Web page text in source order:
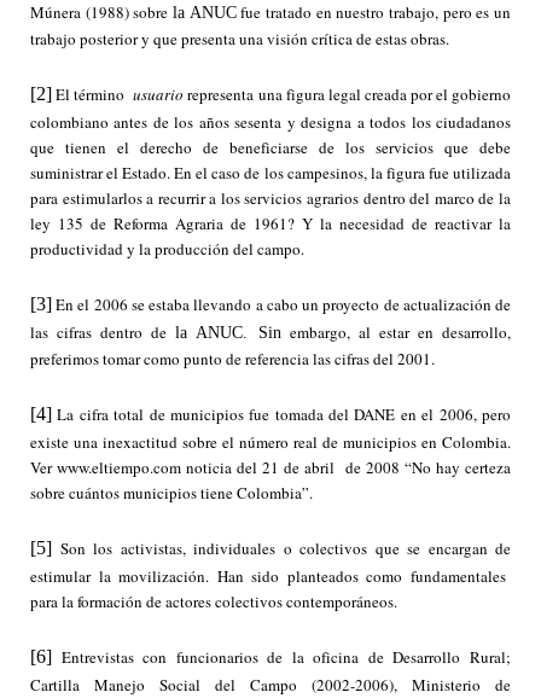
Múnera (1988) sobre la ANUCfue tratado en nuestro trabajo, pero es un
trabajo posterior y que presenta una visión crítica de estas obras.
[2]El términousuario representa una figura legal creada por el gobierno
colombiano antes de los años sesenta y designa a todos los ciudadanos
que tienen el derecho de beneficiarse de los servicios que debe
suministrar el Estado. En el caso de los campesinos, la figura fue utilizada
para estimularlos a recurrir a los servicios agrarios dentro del marco de la
ley 135 de Reforma Agraria de 1961? Y la necesidad de reactivar la
productividad y la producción del campo.
[3]En el 2006 se estaba llevando a cabo un proyecto de actualización de
las cifras dentro dela ANUC. Sinembargo, al estar en desarrollo,
preferimos tomar como punto de referencia las cifras del 2001.
[4] La cifra total de municipios fue tomada del DANE en el 2006, pero
existe una inexactitud sobre el número real de municipios en Colombia.
Verwww.eltiempo.com noticia del 21 de abril de 2008 “No hay certeza
sobre cuántos municipios tiene Colombia”.
[5] Son los activistas, individuales o colectivos que se encargan de
estimular la movilización. Han sido planteados como fundamentales
para la formación de actores colectivos contemporáneos.
[6] Entrevistas con funcionarios de la oficina de Desarrollo Rural;
Cartilla Manejo Social del Campo (2002-2006), Ministerio de